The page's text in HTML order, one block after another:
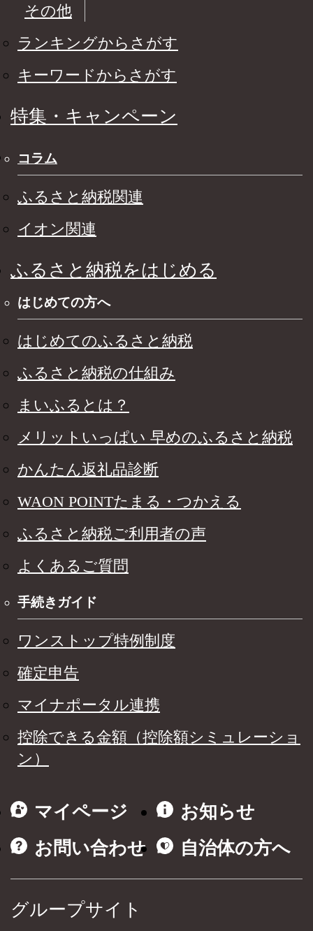
その他
ランキングからさがす
キーワードからさがす
特集・キャンペーン
コラム
ふるさと納税関連
イオン関連
ふるさと納税をはじめる
はじめての方へ
はじめてのふるさと納税
ふるさと納税の仕組み
まいふるとは？
メリットいっぱい 早めのふるさと納税
かんたん返礼品診断
WAON POINTたまる・つかえる
ふるさと納税ご利用者の声
よくあるご質問
手続きガイド
ワンストップ特例制度
確定申告
マイナポータル連携
控除できる金額（控除額シミュレーショ
ン）
マイページ
お知らせ
お問い合わせ
自治体の方へ
グループサイト